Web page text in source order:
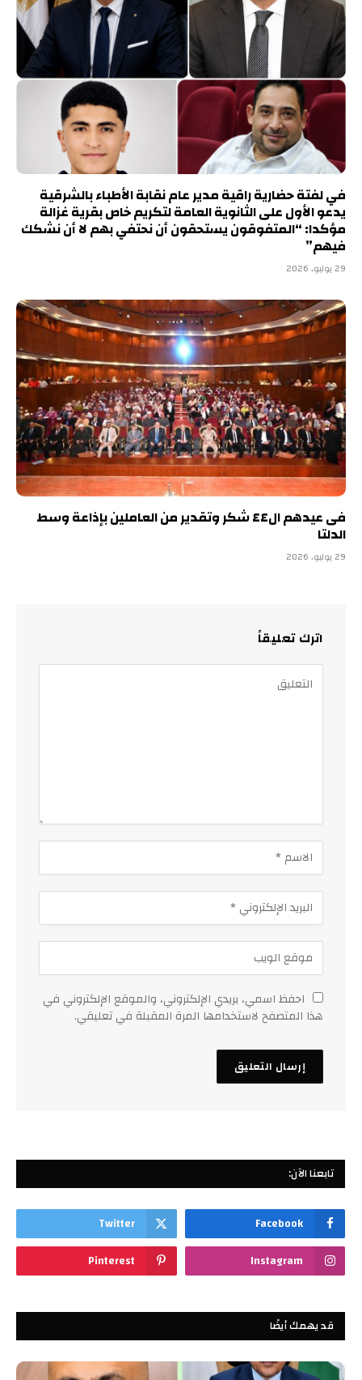
في لفتة حضارية راقية مدير عام نقابة الأطباء بالشرقية
يدعو الأول على الثانوية العامة لتكريم خاص بقرية غزالة
مؤكدا: “المتفوقون يستحقون أن نحتفي بهم لا أن نشكك
فيهم”
29 يوليو، 2026
فى عيدهم ال٤٤ شكر وتقدير من العاملين بإذاعة وسط
الدلتا
29 يوليو، 2026
اترك تعليقاً
احفظ اسمي، بريدي الإلكتروني، والموقع الإلكتروني في
هذا المتصفح لاستخدامها المرة المقبلة في تعليقي.
تابعنا الآن:
Facebook
Twitter
Instagram
Pinterest
قد يهمك أيضًا